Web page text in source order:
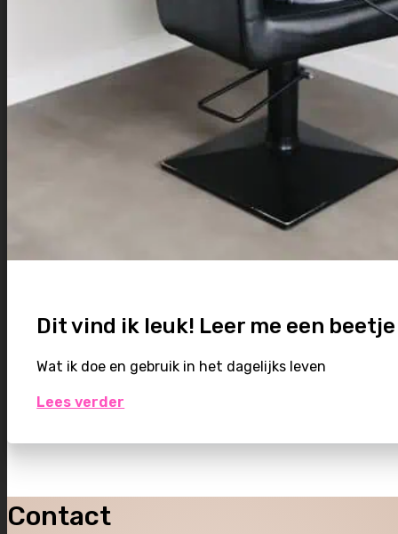
Dit vind ik leuk! Leer me een
Wat ik doe en gebruik in het dagelijks leven
Lees verder
Contact